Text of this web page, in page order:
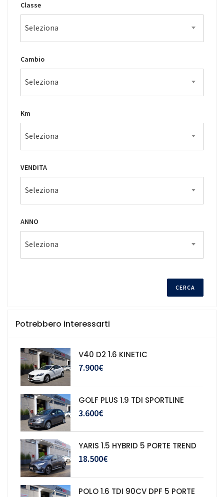
Classe
Seleziona
Cambio
Seleziona
Km
Seleziona
VENDITA
Seleziona
ANNO
Seleziona
Potrebbero interessarti
V40 D2 1.6 KINETIC
7.900€
GOLF PLUS 1.9 TDI SPORTLINE
3.600€
YARIS 1.5 HYBRID 5 PORTE TREND
18.500€
POLO 1.6 TDI 90CV DPF 5 PORTE